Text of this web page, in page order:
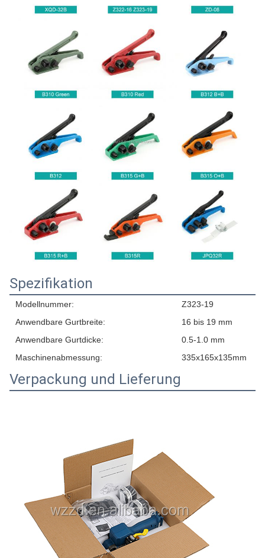
Spezifikation
Modellnummer:
Z323-19
Anwendbare Gurtbreite:
16 bis 19 mm
Anwendbare Gurtdicke:
0.5-1.0 mm
Maschinenabmessung:
335x165x135mm
Verpackung und Lieferung